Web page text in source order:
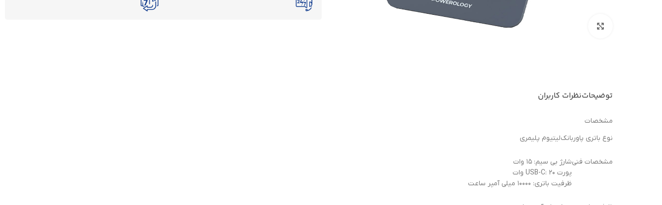
توضیحاتنظرات کاربران
مشخصات
نوع باتری پاوربانکلیتیوم پلیمری
مشخصات فنیشارژ بی سیم: ۱۵ وات
پورت USB-C: ۲۰ وات
ظرفیت باتری: ۱۰۰۰۰ میلی آمپر ساعت